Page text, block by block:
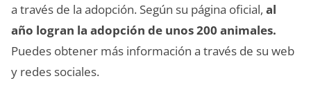
a través de la adopción. Según su página oficial, al
año logran la adopción de unos 200 animales.
Puedes obtener más información a través de su web
y redes sociales.